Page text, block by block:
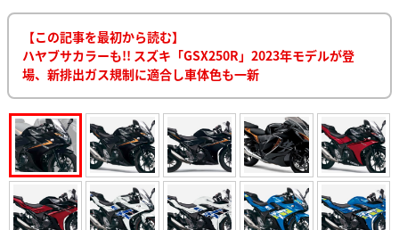
【この記事を最初から読む】
ハヤブサカラーも!! スズキ「GSX250R」2023年モデルが登
場、新排出ガス規制に適合し車体色も一新